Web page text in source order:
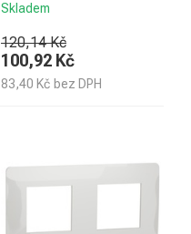
Skladem
120,14 Kč
100,92 Kč
83,40 Kč bez DPH